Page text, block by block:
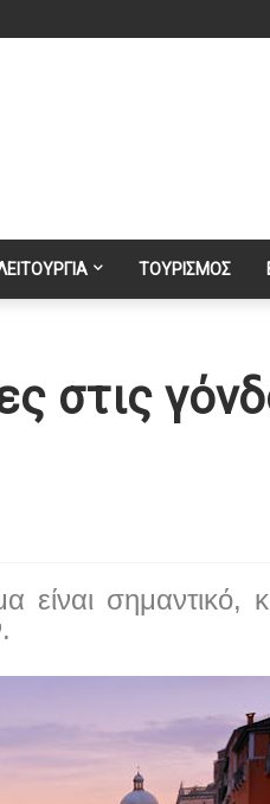
ΤΟΥΡΙΣΜΟΣ
στις
σημαντικό,